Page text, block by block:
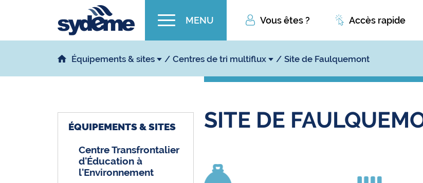
MENU Vous êtes ? Accès rapide
Équipements & sites Centres de tri multiflux Site de Faulquemont
SITE DE
ÉQUIPEMENTS & SITES
Centre Transfrontalier
d'Éducation à
l'Environnement